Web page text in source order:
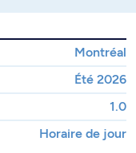
Montréal
Été 2026
1.0
Horaire de jour